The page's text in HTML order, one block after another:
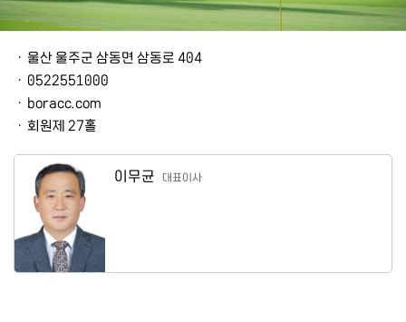
본문
ㆍ 울산 울주군 삼동면 삼동로 404
ㆍ 0522551000
ㆍ boracc.com
ㆍ 회원제 27홀
이무균 대표이사